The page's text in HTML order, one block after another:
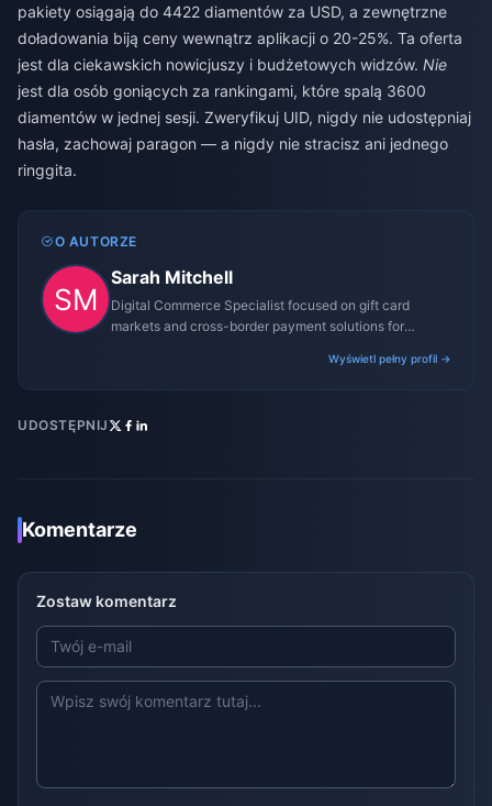
pakiety osiągają do 4422 diamentów za USD, a zewnętrzne
doładowania biją ceny wewnątrz aplikacji o 20-25%. Ta oferta
jest dla ciekawskich nowicjuszy i budżetowych widzów. Nie
jest dla osób goniących za rankingami, które spalą 3600
diamentów w jednej sesji. Zweryfikuj UID, nigdy nie udostępniaj
hasła, zachowaj paragon — a nigdy nie stracisz ani jednego
ringgita.
O AUTORZE
Sarah Mitchell
Digital Commerce Specialist focused on gift card
markets and cross-border payment solutions for
Wyświetl pełny profil →
UDOSTĘPNIJ
Komentarze
Zostaw komentarz